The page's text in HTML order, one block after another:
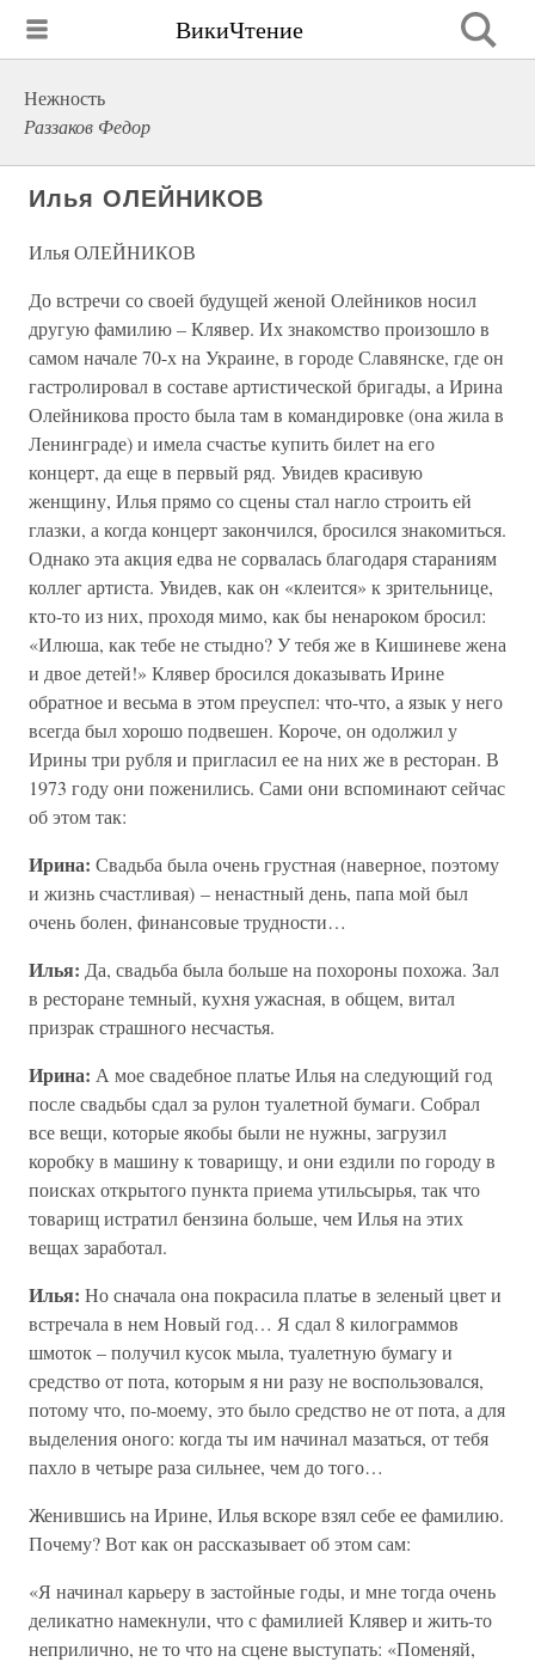
ВикиЧтение
Нежность
Раззаков Федор
Илья ОЛЕЙНИКОВ
Илья ОЛЕЙНИКОВ
До встречи со своей будущей женой Олейников носил
другую фамилию – Клявер. Их знакомство произошло в
самом начале 70-х на Украине, в городе Славянске, где он
гастролировал в составе артистической бригады, а Ирина
Олейникова просто была там в командировке (она жила в
Ленинграде) и имела счастье купить билет на его
концерт, да еще в первый ряд. Увидев красивую
женщину, Илья прямо со сцены стал нагло строить ей
глазки, а когда концерт закончился, бросился знакомиться.
Однако эта акция едва не сорвалась благодаря стараниям
коллег артиста. Увидев, как он «клеится» к зрительнице,
кто-то из них, проходя мимо, как бы ненароком бросил:
«Илюша, как тебе не стыдно? У тебя же в Кишиневе жена
и двое детей!» Клявер бросился доказывать Ирине
обратное и весьма в этом преуспел: что-что, а язык у него
всегда был хорошо подвешен. Короче, он одолжил у
Ирины три рубля и пригласил ее на них же в ресторан. В
1973 году они поженились. Сами они вспоминают сейчас
об этом так:
Ирина: Свадьба была очень грустная (наверное, поэтому
и жизнь счастливая) – ненастный день, папа мой был
очень болен, финансовые трудности…
Илья: Да, свадьба была больше на похороны похожа. Зал
в ресторане темный, кухня ужасная, в общем, витал
призрак страшного несчастья.
Ирина: А мое свадебное платье Илья на следующий год
после свадьбы сдал за рулон туалетной бумаги. Собрал
все вещи, которые якобы были не нужны, загрузил
коробку в машину к товарищу, и они ездили по городу в
поисках открытого пункта приема утильсырья, так что
товарищ истратил бензина больше, чем Илья на этих
вещах заработал.
Илья: Но сначала она покрасила платье в зеленый цвет и
встречала в нем Новый год… Я сдал 8 килограммов
шмоток – получил кусок мыла, туалетную бумагу и
средство от пота, которым я ни разу не воспользовался,
потому что, по-моему, это было средство не от пота, а для
выделения оного: когда ты им начинал мазаться, от тебя
пахло в четыре раза сильнее, чем до того…
Женившись на Ирине, Илья вскоре взял себе ее фамилию.
Почему? Вот как он рассказывает об этом сам:
«Я начинал карьеру в застойные годы, и мне тогда очень
деликатно намекнули, что с фамилией Клявер и жить-то
неприлично, не то что на сцене выступать: «Поменяй,